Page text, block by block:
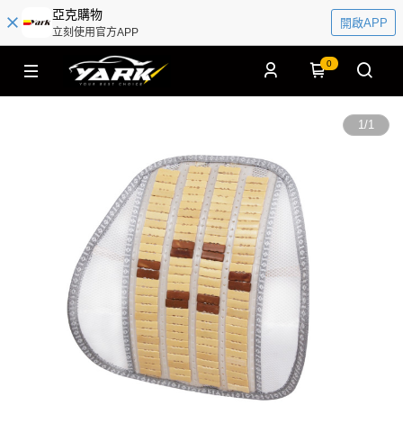
亞克購物
立刻使用官方APP
開啟APP
0
1/1